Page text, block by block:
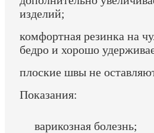
изделий;
комфортная резинка на
бедро и хорошо
плоские швы не
Показания:
варикозная болезнь;